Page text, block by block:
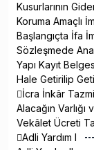
Kusurlarının
Koruma Amaçlı
Başlangıçta İfa
Sözleşmede
Yapı Kayıt
Hale Getirilip
İcra İnkâr
Alacağın Varlığı
Vekâlet Ücreti
Adli Yardım I